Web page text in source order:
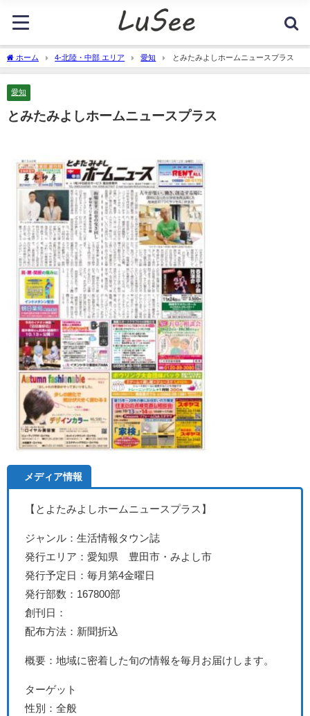
ホーム 4-北陸・中部 エリア 愛知 とみたみよしホームニュースプラス
愛知
とみたみよしホームニュースプラス
メディア情報
【とよたみよしホームニュースプラス】
ジャンル：生活情報タウン誌
発行エリア：愛知県 豊田市・みよし市
発行予定日：毎月第4金曜日
発行部数：167800部
創刊日：
配布方法：新聞折込
概要：地域に密着した旬の情報を毎月お届けします。
ターゲット
性別：全般